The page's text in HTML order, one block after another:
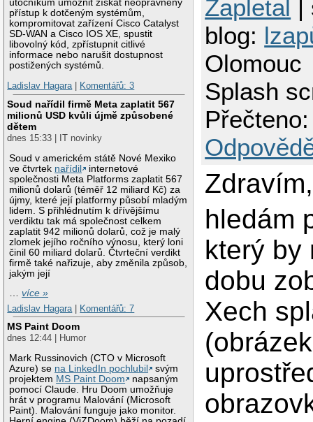
útočníkům umožnit získat neoprávněný
přístup k dotčeným systémům,
kompromitovat zařízení Cisco Catalyst
SD-WAN a Cisco IOS XE, spustit
libovolný kód, zpřístupnit citlivé
informace nebo narušit dostupnost
postižených systémů.
Ladislav Hagara| Komentářů: 3
Soud nařídil firmě Meta zaplatit 567
milionů USD kvůli újmě způsobené
dětem
dnes 15:33 | IT novinky
Soud v americkém státě Nové Mexiko
ve čtvrtek nařídil
internetové
společnosti Meta Platforms zaplatit 567
milionů dolarů (téměř 12 miliard Kč) za
újmy, které její platformy působí mladým
lidem. S přihlédnutím k dřívějšímu
verdiktu tak má společnost celkem
zaplatit 942 milionů dolarů, což je malý
zlomek jejího ročního výnosu, který loni
činil 60 miliard dolarů. Čtvrteční verdikt
firmě také nařizuje, aby změnila způsob,
jakým její
…více »
Ladislav Hagara
Komentářů: 7
MS Paint Doom
dnes 12:44 | Humor
Mark Russinovich (CTO v Microsoft
Azure) se na LinkedIn pochlubil
svým
projektem MS Paint Doom
napsaným
pomocí Claude. Hru Doom umožňuje
hrát v programu Malování (Microsoft
Paint). Malování funguje jako monitor.
Zapletal |
blog:
Olomouc
Splash
Zdravím,
hledám
který by
dobu
Xech